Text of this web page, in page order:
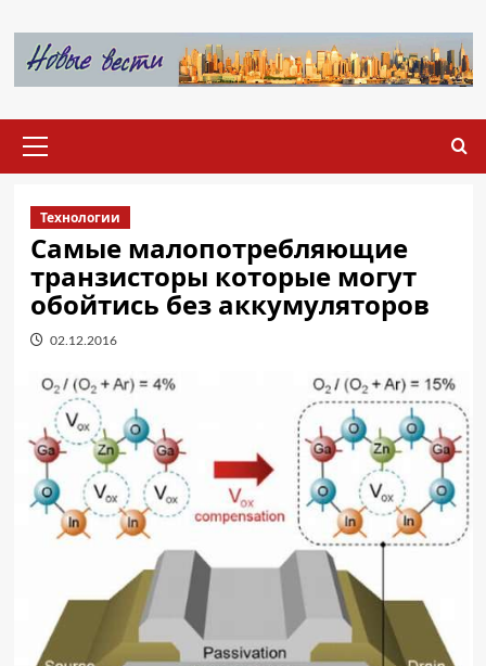
содержимому
меню
Технологии
Самые малопотребляющие
транзисторы которые могут
обойтись без аккумуляторов
02.12.2016